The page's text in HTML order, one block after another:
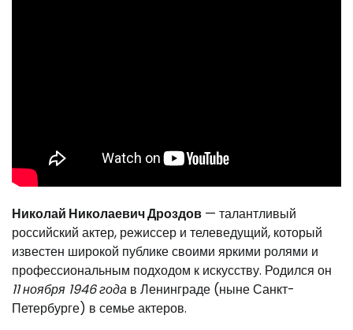
Николай Николаевич Дроздов — талантливый
российский актер, режиссер и телеведущий, который
известен широкой публике своими яркими ролями и
профессиональным подходом к искусству. Родился он
11 ноября 1946 года в Ленинграде (ныне Санкт-
Петербурге) в семье актеров.